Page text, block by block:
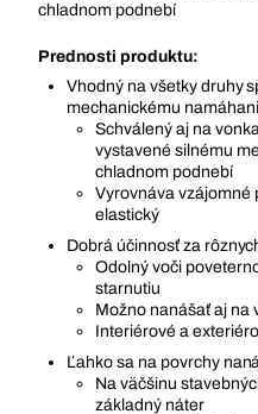
chladnom podnebí
Prednosti produktu:
Vhodný na všetky druhy
mechanickému
Schválený aj na
vystavené silnému
chladnom podnebí
Vyrovnáva vzájomné
elastický
Dobrá účinnosť za
Odolný voči
starnutiu
Možno nanášať aj na
Interiérové a
Ľahko sa na povrchy
Na väčšinu
základný náter